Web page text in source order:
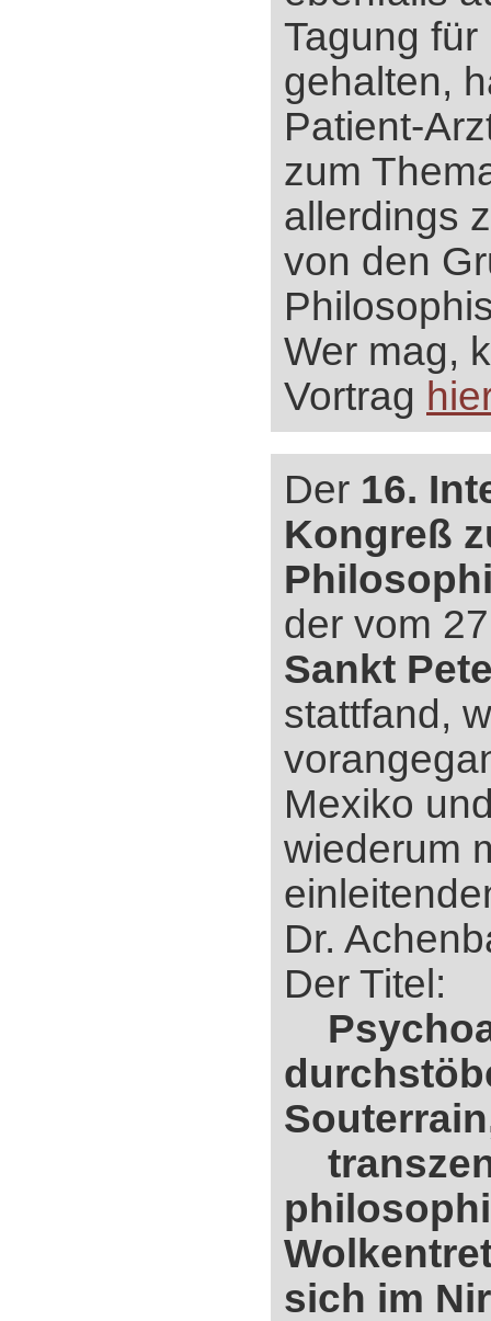
Tagung
gehalten,
Patient-
zum
allerdings
von den
Wer mag,
Vortrag
Der 16.
Kongreß
der vom
Sankt
stattfand,
Mexiko
wiederum
Dr.
Der Titel:
sich im